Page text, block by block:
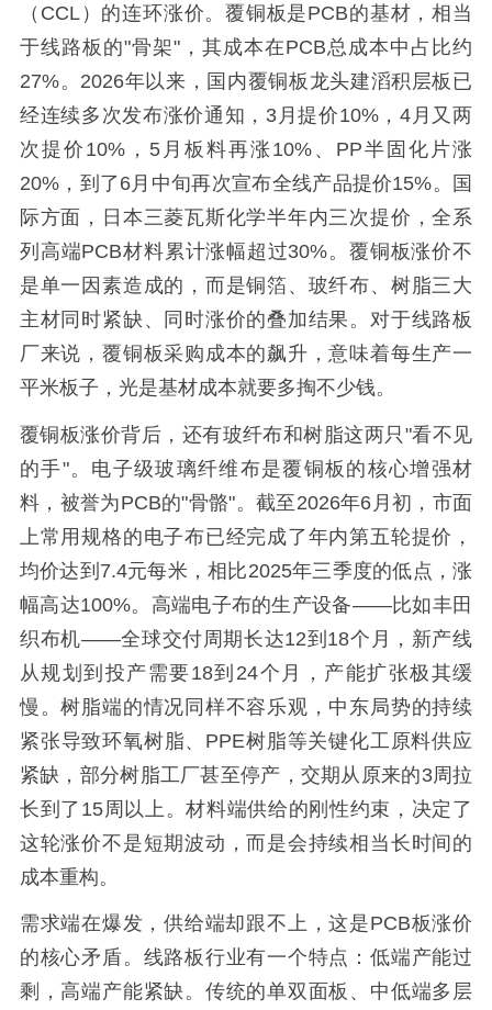
（CCL）的连环涨价。覆铜板是PCB的基材，相当
于线路板的"骨架"，其成本在PCB总成本中占比约
27%。2026年以来，国内覆铜板龙头建滔积层板已
经连续多次发布涨价通知，3月提价10%，4月又两
次提价10%，5月板料再涨10%、PP半固化片涨
20%，到了6月中旬再次宣布全线产品提价15%。国
际方面，日本三菱瓦斯化学半年内三次提价，全系
列高端PCB材料累计涨幅超过30%。覆铜板涨价不
是单一因素造成的，而是铜箔、玻纤布、树脂三大
主材同时紧缺、同时涨价的叠加结果。对于线路板
厂来说，覆铜板采购成本的飙升，意味着每生产一
平米板子，光是基材成本就要多掏不少钱。
覆铜板涨价背后，还有玻纤布和树脂这两只"看不见
的手"。电子级玻璃纤维布是覆铜板的核心增强材
料，被誉为PCB的"骨骼"。截至2026年6月初，市面
上常用规格的电子布已经完成了年内第五轮提价，
均价达到7.4元每米，相比2025年三季度的低点，涨
幅高达100%。高端电子布的生产设备——比如丰田
织布机——全球交付周期长达12到18个月，新产线
从规划到投产需要18到24个月，产能扩张极其缓
慢。树脂端的情况同样不容乐观，中东局势的持续
紧张导致环氧树脂、PPE树脂等关键化工原料供应
紧缺，部分树脂工厂甚至停产，交期从原来的3周拉
长到了15周以上。材料端供给的刚性约束，决定了
这轮涨价不是短期波动，而是会持续相当长时间的
成本重构。
需求端在爆发，供给端却跟不上，这是PCB板涨价
的核心矛盾。线路板行业有一个特点：低端产能过
剩，高端产能紧缺。传统的单双面板、中低端多层